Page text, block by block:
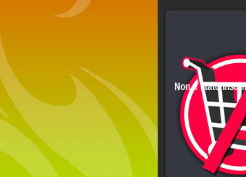
Non è stato